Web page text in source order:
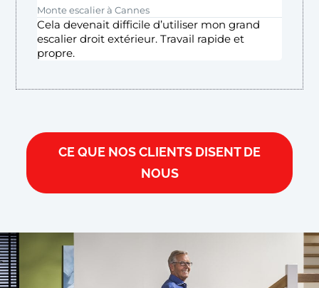
Monte escalier à Cannes
Cela devenait difficile d’utiliser mon grand
escalier droit extérieur. Travail rapide et
propre.
CE QUE NOS CLIENTS DISENT DE
NOUS